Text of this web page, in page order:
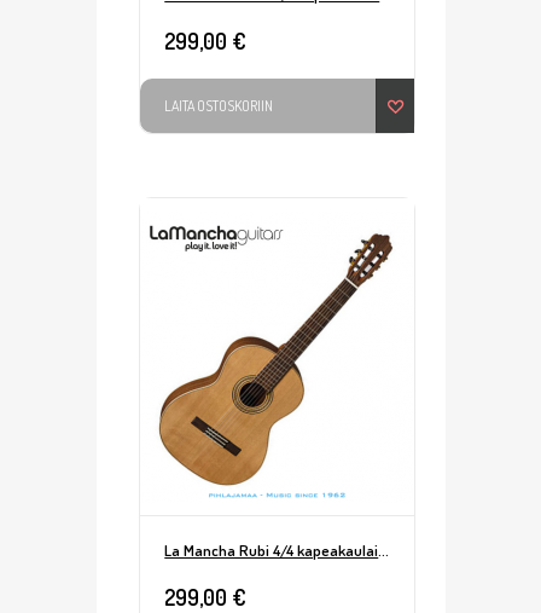
299,00 €
LAITA OSTOSKORIIN
299,00 €